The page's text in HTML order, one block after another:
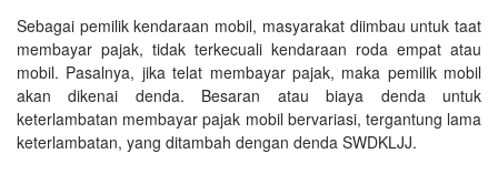
Sebagai pemilik kendaraan mobil, masyarakat diimbau untuk taat
membayar pajak, tidak terkecuali kendaraan roda empat atau
mobil. Pasalnya, jika telat membayar pajak, maka pemilik mobil
akan dikenai denda. Besaran atau biaya denda untuk
keterlambatan membayar pajak mobil bervariasi, tergantung lama
keterlambatan, yang ditambah dengan denda SWDKLJJ.